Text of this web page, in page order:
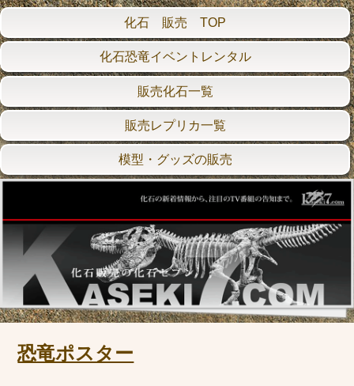
化石 販売 TOP
化石恐竜イベントレンタル
販売化石一覧
販売レプリカ一覧
模型・グッズの販売
恐竜ポスター